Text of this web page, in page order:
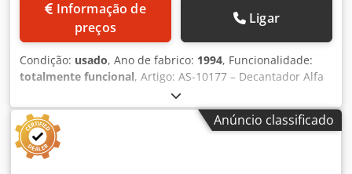
preços
Ligar
Condição: usado, Ano de fabrico: 1994, Funcionalidade:
totalmente funcional, Artigo: AS-10177 – Decantador Alfa
Laval À venda: Usado, 5 × Centrifugadoras Decantadoras
Alfa Laval NX 418 S-31G (Ano 1994) com unidades de
válvulas e tubagens Fabricante: Alfa Laval Separation A/S
(Søborg, Dinamarca) Centrifugadora Decantadora Alfa
Laval – Modelo NX 418S-31HS Centrifugadora decantadora
Anúncio classificado